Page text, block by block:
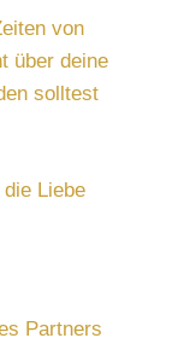
von
über deine
solltest
Liebe
Partners